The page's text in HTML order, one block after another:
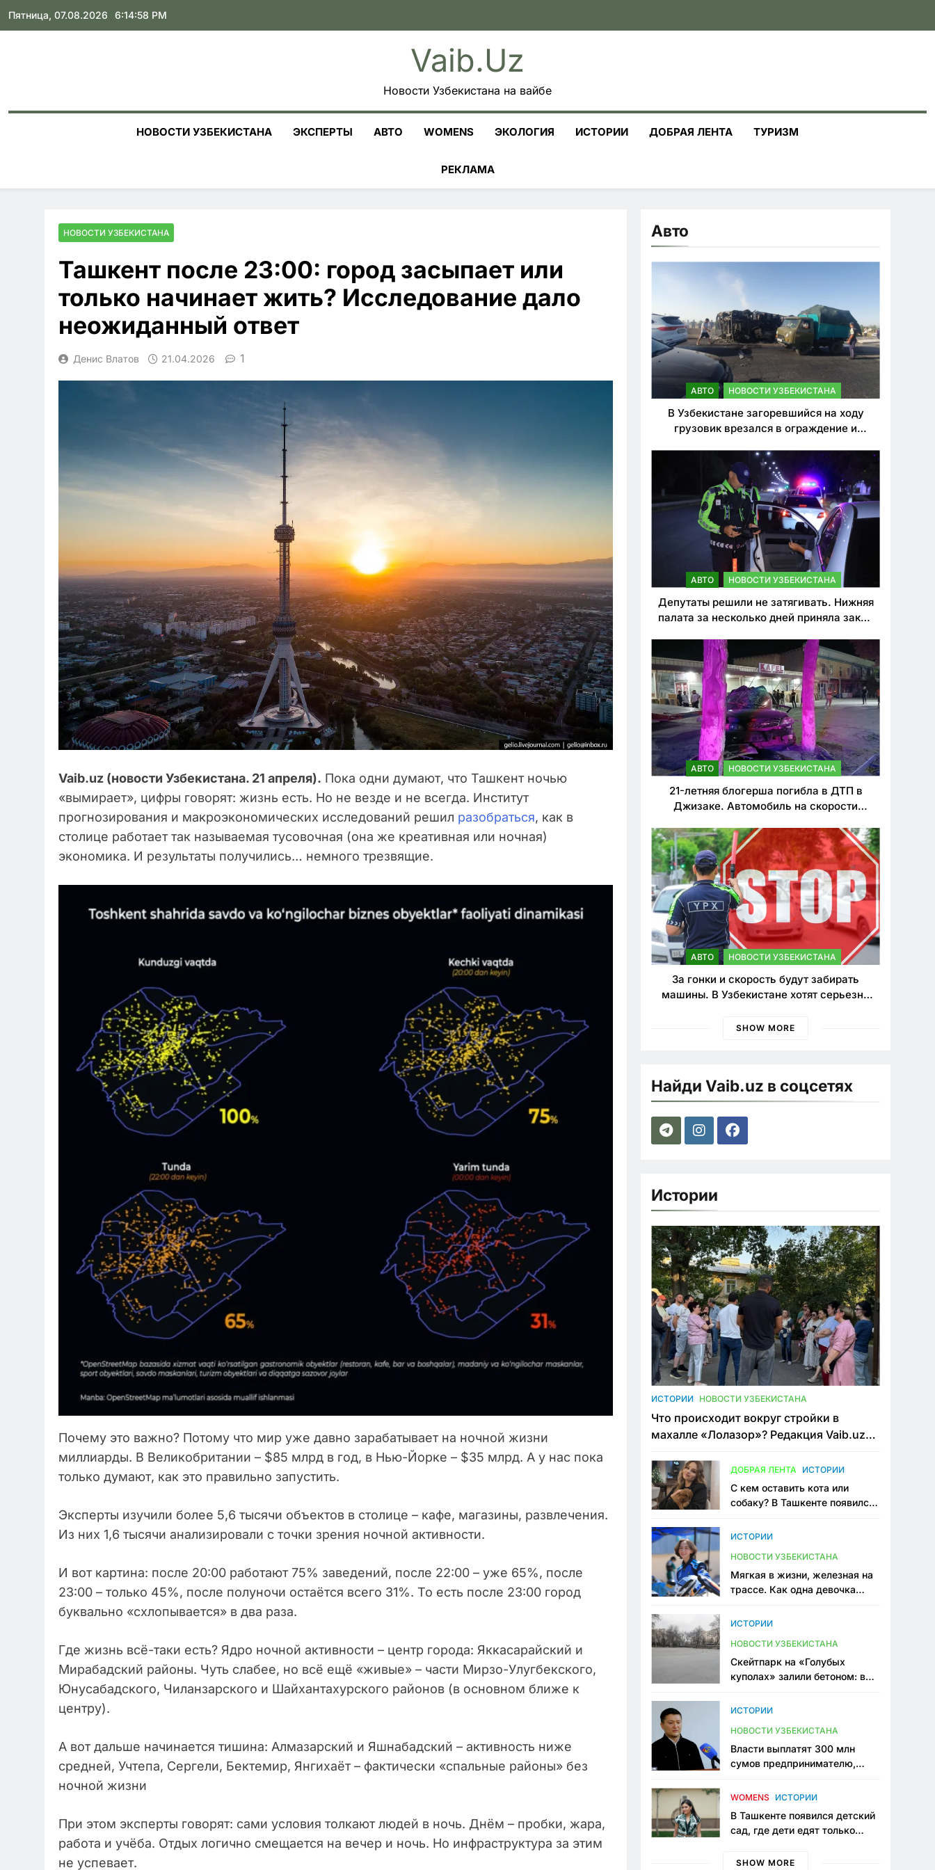
Skip
Пятница, 07.08.2026 6:14:59 PM
Vaib.uz
Новости Узбекистана на вайбе
НОВОСТИ УЗБЕКИСТАНА ЭКСПЕРТЫ АВТО WOMENS ЭКОЛОГИЯ ИСТОРИИ ДОБРАЯ ЛЕНТА ТУРИЗМ
РЕКЛАМА
НОВОСТИ УЗБЕКИСТАНА
Ташкент после 23:00: город засыпает или
только начинает жить? Исследование дало
неожиданный ответ
Денис Влатов 21.04.2026 1
Vaib.uz (новости Узбекистана. 21 апреля). Пока одни думают, что Ташкент ночью
«вымирает», цифры говорят: жизнь есть. Но не везде и не всегда. Институт
прогнозирования и макроэкономических исследований решил разобраться, как в
столице работает так называемая тусовочная (она же креативная или ночная)
экономика. И результаты получились… немного трезвящие.
Почему это важно? Потому что мир уже давно зарабатывает на ночной жизни
миллиарды. В Великобритании – $85 млрд в год, в Нью-Йорке – $35 млрд. А у нас пока
только думают, как это правильно запустить.
Эксперты изучили более 5,6 тысячи объектов в столице – кафе, магазины, развлечения.
Из них 1,6 тысячи анализировали с точки зрения ночной активности.
И вот картина: после 20:00 работают 75% заведений, после 22:00 – уже 65%, после
23:00 – только 45%, после полуночи остаётся всего 31%. То есть после 23:00 город
буквально «схлопывается» в два раза.
Где жизнь всё-таки есть? Ядро ночной активности – центр города: Яккасарайский и
Мирабадский районы. Чуть слабее, но всё ещё «живые» – части Мирзо-Улугбекского,
Юнусабадского, Чиланзарского и Шайхантахурского районов (в основном ближе к
центру).
А вот дальше начинается тишина: Алмазарский и Яшнабадский – активность ниже
средней, Учтепа, Сергели, Бектемир, Янгихаёт – фактически «спальные районы» без
ночной жизни
При этом эксперты говорят: сами условия толкают людей в ночь. Днём – пробки, жара,
работа и учёба. Отдых логично смещается на вечер и ночь. Но инфраструктура за этим
не успевает.
Авто
АВТО НОВОСТИ УЗБЕКИСТАНА
В Узбекистане загоревшийся на ходу
грузовик врезался в ограждение и
АВТО НОВОСТИ УЗБЕКИСТАНА
Депутаты решили не затягивать. Нижняя
палата за несколько дней приняла закон
нарушителей ПДД
АВТО НОВОСТИ УЗБЕКИСТАНА
21-летняя блогерша погибла в ДТП в
Джизаке. Автомобиль на скорости
АВТО НОВОСТИ УЗБЕКИСТАНА
За гонки и скорость будут забирать
машины. В Узбекистане хотят серьезно
SHOW MORE
Найди Vaib.uz в соцсетях
Истории
ИСТОРИИ НОВОСТИ УЗБЕКИСТАНА
Что происходит вокруг стройки в
махалле «Лолазор»? Редакция Vaib.uz
конфликта
ДОБРАЯ ЛЕНТА ИСТОРИИ
С кем оставить кота или
собаку? В Ташкенте появился
ИСТОРИИ
НОВОСТИ УЗБЕКИСТАНА
Мягкая в жизни, железная на
трассе. Как одна девочка
Узбекистане
ИСТОРИИ
НОВОСТИ УЗБЕКИСТАНА
Скейтпарк на «Голубых
куполах» залили бетоном: в
одно общественное
ИСТОРИИ
НОВОСТИ УЗБЕКИСТАНА
Власти выплатят 300 млн
сумов предпринимателю,
тюрьме по незаконному
WOMENS ИСТОРИИ
В Ташкенте появился детский
сад, где дети едят только
мама, которая устала просить
SHOW MORE